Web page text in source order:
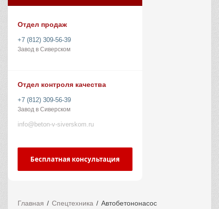
Отдел продаж
+7 (812) 309-56-39
Завод в Сиверском
Отдел контроля качества
+7 (812) 309-56-39
Завод в Сиверском
info@beton-v-siverskom.ru
Бесплатная консультация
Главная Спецтехника Автобетононасос